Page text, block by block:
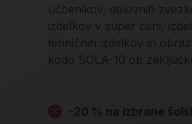
učbenikov, delovnih
izdelkov v super ceni,
tehničnih izdelkov in
kodo SOLA-10 ob
-20 % na izbrane